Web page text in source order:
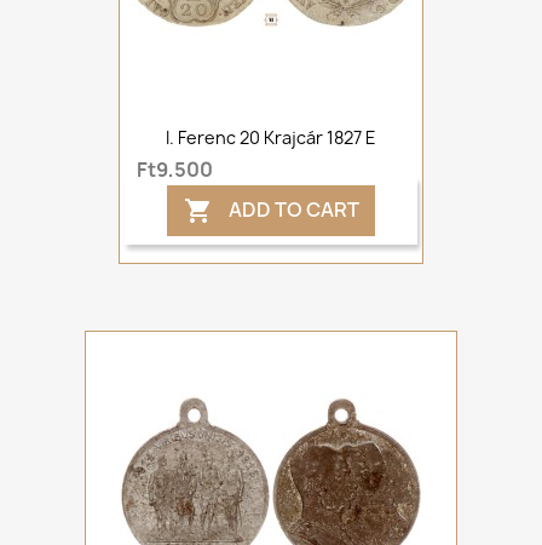
I. Ferenc 20 Krajcár 1827 E
Ft9,500
 ADD TO CART